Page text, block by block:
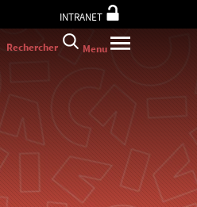
INTRANET
Rechercher Menu